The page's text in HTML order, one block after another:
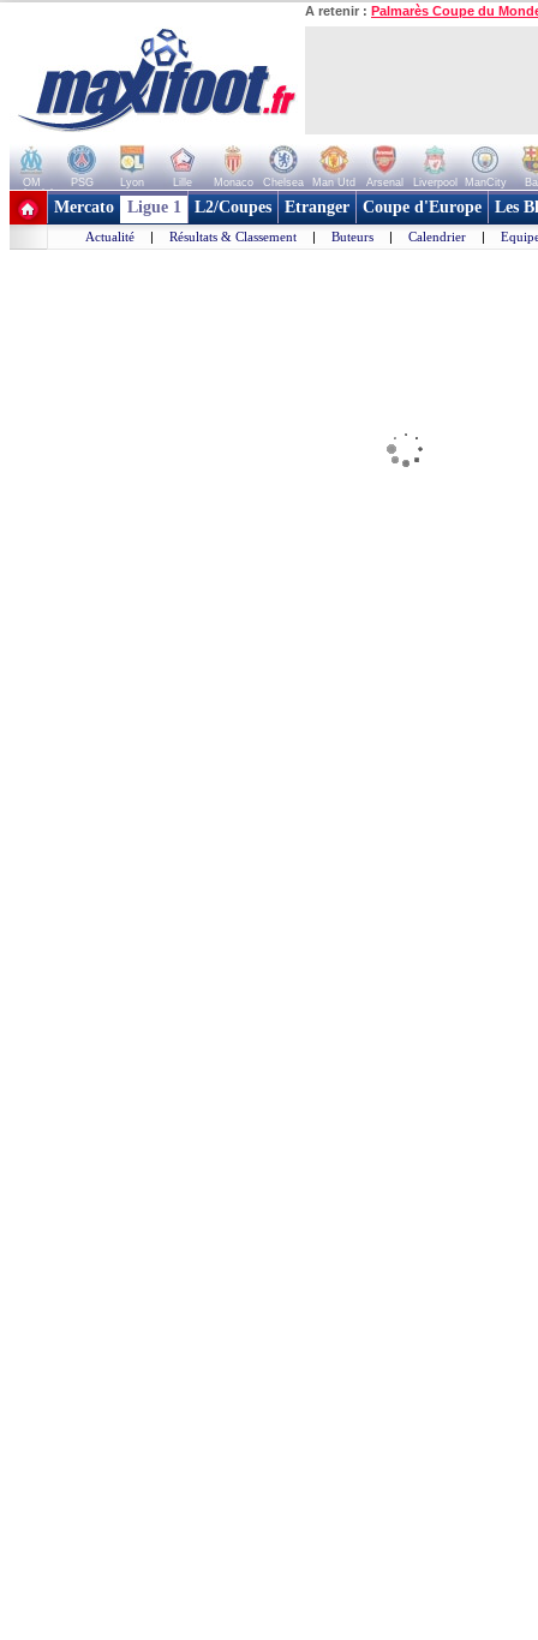
A retenir : Palmarès Coupe du
OM PSG Lyon Lille Monaco Chelsea Man Utd Arsenal Liverpool ManCity
+ de clubs
Mercato Ligue 1 L2/Coupes Etranger Coupe d'Europe Les
Actualité | Résultats & Classement | Buteurs | Calendrier |